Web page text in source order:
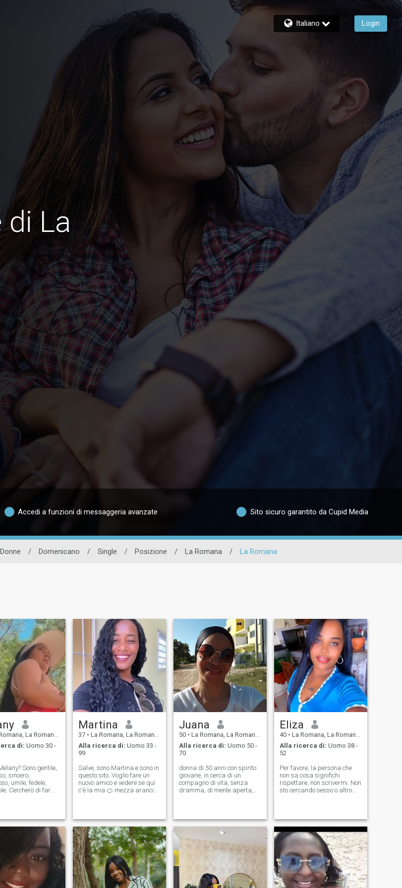
Italiano Login
La
Accedi a funzioni di messaggeria avanzate Sito sicuro garantito da Cupid Media
Donne / Domenicano / Single / Posizione / La Romana / La Romana
La Romana, Rep. Dominicana
di: Uomo 30 -
Sono gentile,
sincero,
umile, fedele,
Cercherò di far
i sentimenti di
Sono tutto quello
in una latina.
Martina
37 • La Romana, La Romana, Rep. Dominicana
Alla ricerca di: Uomo 33 -
99
Salve, sono Martina e sono in
questo sito. Voglio fare un
nuovo amico e vedere se qui
c'è la mia 🍊 mezza arancia,
mentre arrivo che vi sto
aspettando e vi prego se
avete un partner non
sprecate il vostro tempo con
me non mi faccia perdere il
mio, per favore, e se hai la
tua complicata relazione non
vieni a complicare il mio
voglio una sola persona che
Juana
50 • La Romana, La Romana, Rep. Dominicana
Alla ricerca di: Uomo 50 -
70
donna di 50 anni con spirito
giovane, in cerca di un
compagno di vita, senza
dramma, di mente aperta,
sono solo per il mio
compagno, se cerchi seni e
tracciato grande, qui non è,
continua a scivolare, io mai
chiedere soldi, penso che un
vero uomo non si deve
chiedere lui conosce i bisogni
del suo partner e li copre,
sono rilassata, hai un po 'di
Eliza
40 • La Romana, La Romana, Rep. Dominicana
Alla ricerca di: Uomo 38 -
52
Per favore, la persona che
non sa cosa significhi
rispettare, non scrivermi. Non
sto cercando sesso o altro
cosi' che tu mi rispetti. niente
parole scortesi. Mi descrivo
come una persona semplice,
parlo poco, onesto, sincero e
rispettoso, credo nell'amore
romantico e nella serietà
davanti a tutti, che il Signore
vi benedica. Cerca l'amicizia
e chi conosce solo Dio